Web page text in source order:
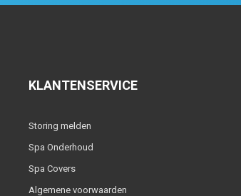
KLANTENSERVICE
Storing melden
Spa Onderhoud
Spa Covers
Algemene voorwaarden